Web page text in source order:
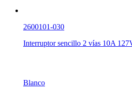
2600101-030
Interruptor sencillo 2 vías 10A
Blanco